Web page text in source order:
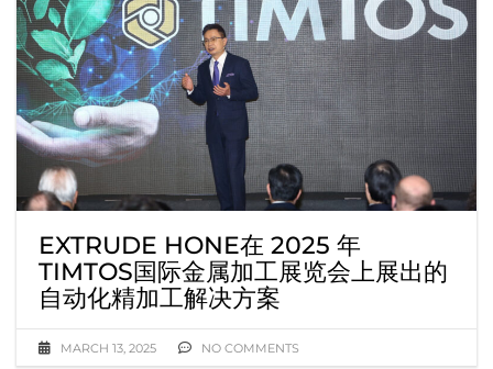
EXTRUDE HONE在 2025 年
TIMTOS国际金属加工展览会上展出的
自动化精加工解决方案
MARCH 13, 2025 NO COMMENTS